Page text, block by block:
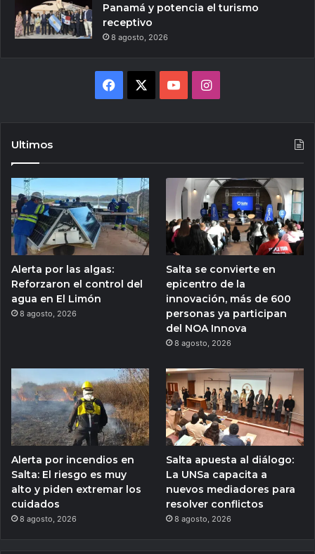
Panamá y potencia el turismo
receptivo
8 agosto, 2026
Facebook YouTubeInstagram
Ultimos
Alerta por las algas:
Reforzaron el control del
agua en El Limón
8 agosto, 2026
Salta se convierte en
epicentro de la
innovación, más de 600
personas ya participan
del NOA Innova
8 agosto, 2026
Alerta por incendios en
Salta: El riesgo es muy
alto y piden extremar los
cuidados
8 agosto, 2026
Salta apuesta al diálogo:
La UNSa capacita a
nuevos mediadores para
resolver conflictos
8 agosto, 2026